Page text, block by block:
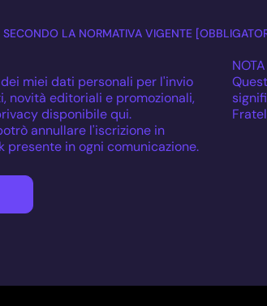
LA NORMATIVA VIGENTE
miei dati personali per l'invio
novità editoriali e promozionali,
disponibile qui.
annullare l'iscrizione in
in ogni comunicazione.